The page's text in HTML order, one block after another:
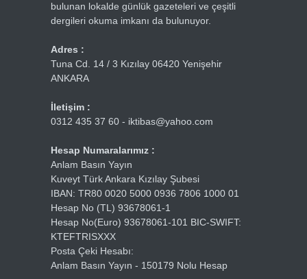
bulunan lokalde günlük gazeteleri ve çeşitli
dergileri okuma imkanı da bulunuyor.
Adres :
Tuna Cd. 14 / 3 Kızılay 06420 Yenişehir
ANKARA
İletişim :
0312 435 37 60 - iktibas@yahoo.com
Hesap Numaralarımız :
Anlam Basın Yayın
Kuveyt Türk Ankara Kızılay Şubesi
IBAN: TR80 0020 5000 0936 7806 1000 01
Hesap No (TL) 93678061-1
Hesap No(Euro) 93678061-101 BIC-SWIFT:
KTEFTRISXXX
Posta Çeki Hesabı:
Anlam Basın Yayın - 150179 Nolu Hesap